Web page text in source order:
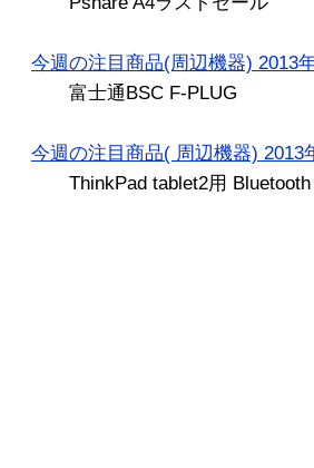
今週の注目商品(周辺機器) 2013
富士通BSC F-PLUG
今週の注目商品( 周辺機器) 2013
ThinkPad tablet2用 Bluetooth